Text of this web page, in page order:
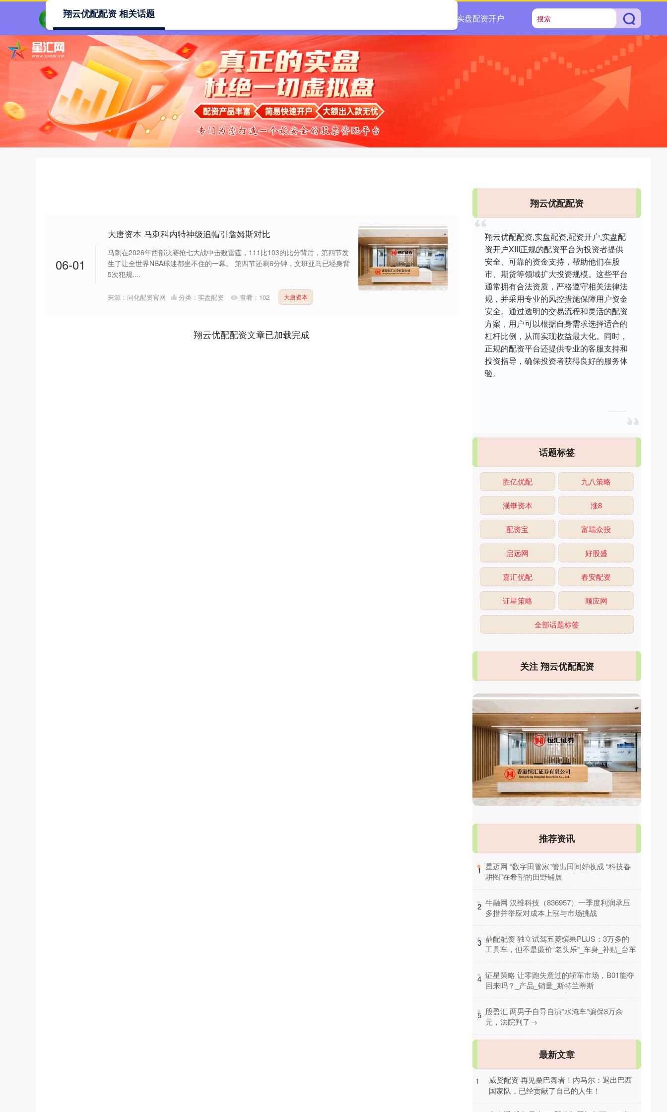
实盘配资开户
翔云优配配资 相关话题
06-01
大唐资本 马刺科内特神级追帽引詹姆斯对比
马刺在2026年西部决赛抢七大战中击败雷霆，111比103的比分背后，第四节发
生了让全世界NBA球迷都坐不住的一幕。 第四节还剩6分钟，文班亚马已经身背
5次犯规....
来源：同化配资官网 分类： 实盘配资 查看： 102 大唐资本
翔云优配配资文章已加载完成
翔云优配配资
翔云优配配资,实盘配资,配资开户,实盘配
资开户XIII‌正规的配资平台为投资者提供
安全、可靠的资金支持，帮助他们在股
市、期货等领域扩大投资规模。这些平台
通常拥有合法资质，严格遵守相关法律法
规，并采用专业的风控措施保障用户资金
安全。通过透明的交易流程和灵活的配资
方案，用户可以根据自身需求选择适合的
杠杆比例，从而实现收益最大化。同时，
正规的配资平台还提供专业的客服支持和
投资指导，确保投资者获得良好的服务体
验。
话题标签
胜亿优配 九八策略
漢崋资本 涨8
配资宝 富瑞众投
启远网 好股盛
嘉汇优配 春安配资
证星策略 顺应网
全部话题标签
关注 翔云优配配资
推荐资讯
1 ​星迈网 “数字田管家”管出田间好收成 “科技春
耕图”在希望的田野铺展
2 ​牛融网 汉维科技（836957）一季度利润承压
多措并举应对成本上涨与市场挑战
3 ​鼎配配资 独立试驾五菱缤果PLUS：3万多的
工具车，但不是廉价“老头乐”_车身_补贴_台车
4 ​证星策略 让零跑失意过的轿车市场，B01能夺
回来吗？_产品_销量_斯特兰蒂斯
5 ​股盈汇 两男子自导自演“水淹车”骗保8万余
元，法院判了→
最新文章
1
威贤配资 再见桑巴舞者！内马尔：退出巴西
国家队，已经贡献了自己的人生！